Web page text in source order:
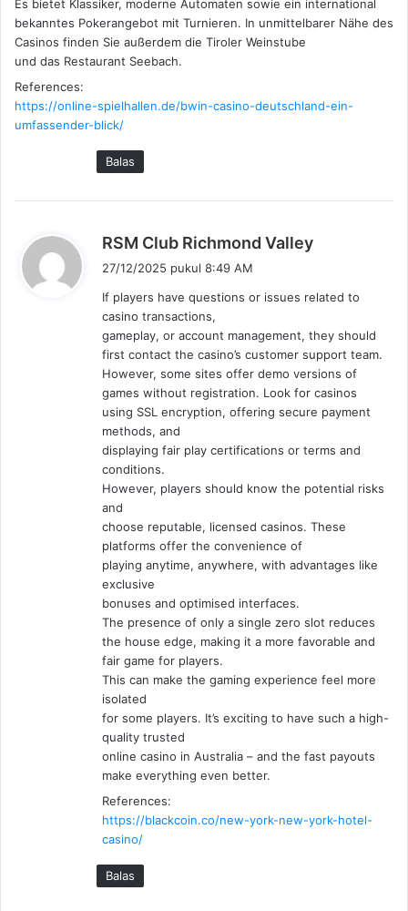
Es bietet Klassiker, moderne Automaten sowie ein international
bekanntes Pokerangebot mit Turnieren. In unmittelbarer Nähe des
Casinos finden Sie außerdem die Tiroler Weinstube
und das Restaurant Seebach.
References:
https://online-spielhallen.de/bwin-casino-deutschland-ein-
umfassender-blick/
Balas
RSM Club Richmond Valley
k
t
a
27/12/2025 pukul 8:49 AM
If players have questions or issues related to
casino transactions,
gameplay, or account management, they should
first contact the casino’s customer support team.
However, some sites offer demo versions of
games without registration. Look for casinos
using SSL encryption, offering secure payment
methods, and
displaying fair play certifications or terms and
conditions.
However, players should know the potential risks
and
choose reputable, licensed casinos. These
platforms offer the convenience of
playing anytime, anywhere, with advantages like
exclusive
bonuses and optimised interfaces.
The presence of only a single zero slot reduces
the house edge, making it a more favorable and
fair game for players.
This can make the gaming experience feel more
isolated
for some players. It’s exciting to have such a high-
quality trusted
online casino in Australia – and the fast payouts
make everything even better.
References:
https://blackcoin.co/new-york-new-york-hotel-
casino/
Balas